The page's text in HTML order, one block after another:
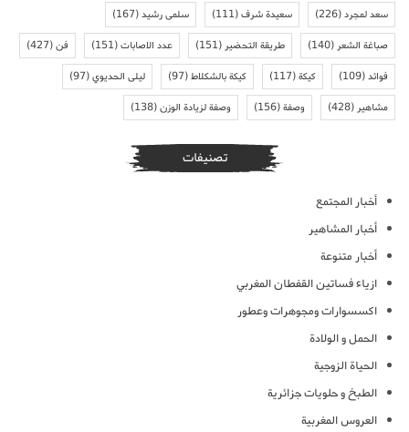
سعد لمجرد(226) سعيدة شرف(111) سلمى رشيد(167)
صباغة الشعر(140) طريقة التحضير(151) عدد الاصابات(151) فن(427)
فوائد(109) كيكة(117) كيكة بالشكلاط(97) ليلى الحديوي(97)
مشاهير(428) وصفة(156) وصفة لزيادة الوزن(138)
تصنيفات
أخبار المجتمع
أخبار المشاهير
أخبار متنوعة
ازياء فساتين القفطان المغربي
اكسسوارات ومجوهرات وعطور
الحمل و الولادة
الحياة الزوجية
الطبخ و حلويات جزائرية
العروس المغربية